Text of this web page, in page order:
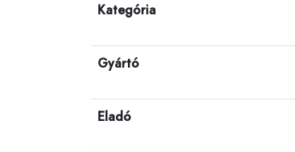
Kategória
Gyártó
Eladó